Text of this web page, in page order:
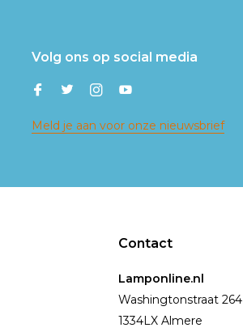
Volg ons op social media
Meld je aan voor onze nieuwsbrief
Contact
Lamponline.nl
Washingtonstraat 264
1334LX Almere